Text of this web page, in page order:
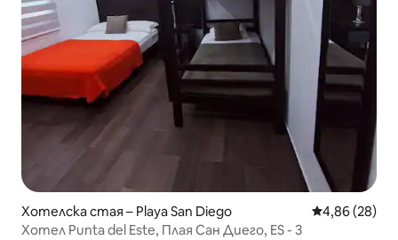
Хотелска стая – Playa San Diego Средна
4,86 (28)
Хотел Punta del Este, Плая Сан Диего, ES - 3